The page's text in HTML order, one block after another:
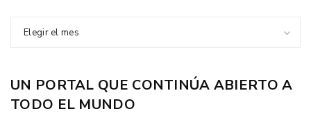
Elegir el mes
UN PORTAL QUE CONTINÚA ABIERTO A
TODO EL MUNDO